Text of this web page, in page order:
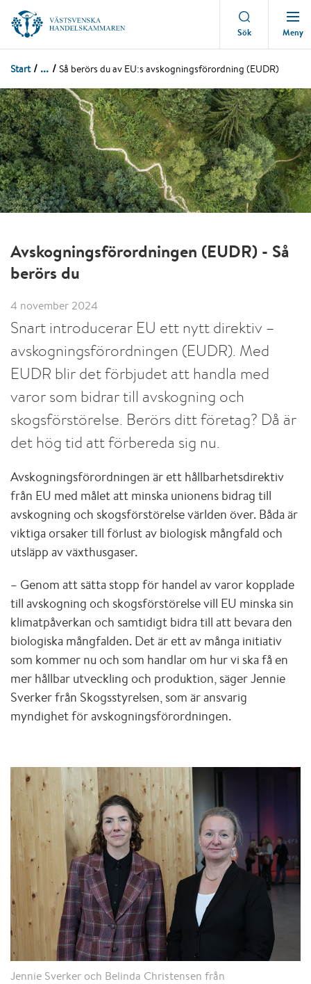
Sök Meny
Start ... Så berörs du av EU:s avskogningsförordning (EUDR)
Avskogningsförordningen (EUDR) - Så
berörs du
4 november 2024
Snart introducerar EU ett nytt direktiv –
avskogningsförordningen (EUDR). Med
EUDR blir det förbjudet att handla med
varor som bidrar till avskogning och
skogsförstörelse. Berörs ditt företag? Då är
det hög tid att förbereda sig nu.
Avskogningsförordningen är ett hållbarhetsdirektiv
från EU med målet att minska unionens bidrag till
avskogning och skogsförstörelse världen över. Båda är
viktiga orsaker till förlust av biologisk mångfald och
utsläpp av växthusgaser.
– Genom att sätta stopp för handel av varor kopplade
till avskogning och skogsförstörelse vill EU minska sin
klimatpåverkan och samtidigt bidra till att bevara den
biologiska mångfalden. Det är ett av många initiativ
som kommer nu och som handlar om hur vi ska få en
mer hållbar utveckling och produktion, säger Jennie
Sverker från Skogsstyrelsen, som är ansvarig
myndighet för avskogningsförordningen.
Jennie Sverker och Belinda Christensen från